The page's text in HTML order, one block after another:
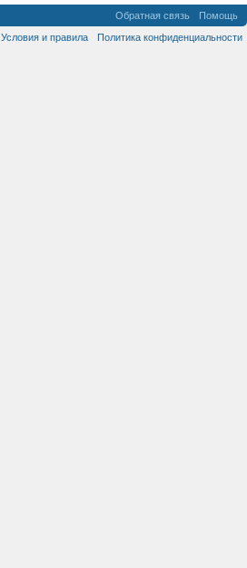
Обратная связь
Помощь
Условия и правила
Политика конфиденциальности